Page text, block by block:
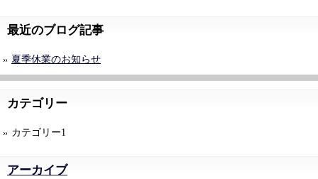
最近のブログ記事
夏季休業のお知らせ
カテゴリー
カテゴリー1
アーカイブ